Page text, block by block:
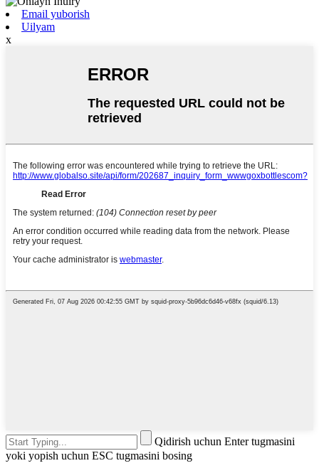
Email yuborish
Uilyam
x
Qidirish uchun Enter tugmasini
yoki yopish uchun ESC tugmasini bosing